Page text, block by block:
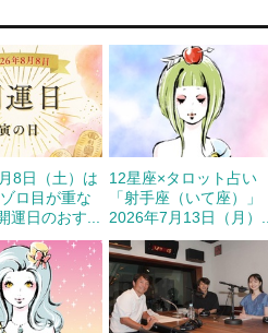
8日（土）は
ロ目が重な
運日のおす...
12星座×タロット占い
「射手座（いて座）」
2026年7月13日（月）...